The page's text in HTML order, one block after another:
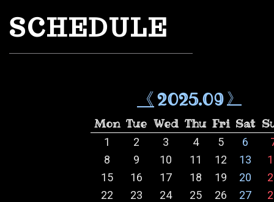
SCHEDULE
《2025.09 》
Mon Tue Wed Thu Fri Sat
1 2 3 4 5 6
8
9 10 11 12 13
15
16 17 18 19 20
22
23 24 25 26 27